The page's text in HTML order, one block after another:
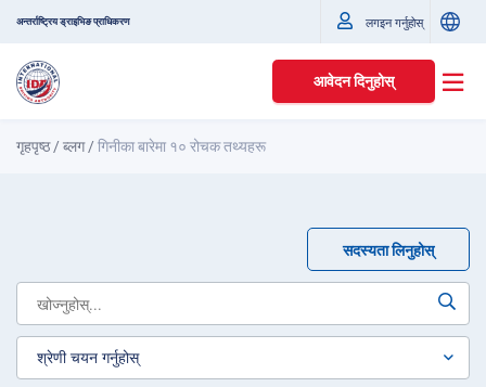
अन्तर्राष्ट्रिय ड्राइभिङ प्राधिकरण लगइन गर्नुहोस्
आवेदन दिनुहोस्
गृहपृष्ठ/ब्लग/गिनीका बारेमा १० रोचक तथ्यहरू
सदस्यता लिनुहोस्